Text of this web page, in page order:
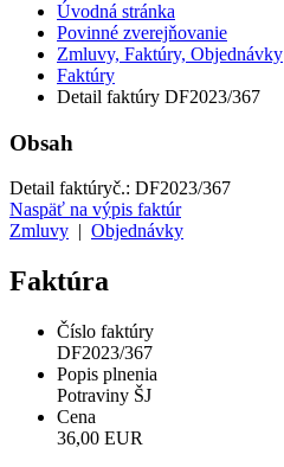
Úvodná stránka
Povinné zverejňovanie
Zmluvy, Faktúry, Objednávky
Faktúry
Detail faktúry DF2023/367
Obsah
Detail faktúryč.: DF2023/367
Naspäť na výpis faktúr
Zmluvy
Objednávky
Faktúra
Číslo faktúry
DF2023/367
Popis plnenia
Potraviny ŠJ
Cena
36,00 EUR